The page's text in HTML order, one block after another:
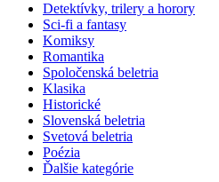
Detektívky, trilery a horory
Sci-fi a fantasy
Komiksy
Romantika
Spoločenská beletria
Klasika
Historické
Slovenská beletria
Svetová beletria
Poézia
Ďalšie kategórie